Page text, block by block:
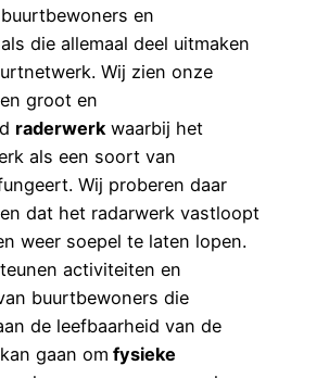
en
die allemaal deel uitmaken
Wij zien onze
groot en
raderwerkwaarbij het
als een soort van
Wij proberen daar
dat het radarwerk vastloopt
weer soepel te laten lopen.
activiteiten en
buurtbewoners die
de leefbaarheid van de
gaan om fysieke